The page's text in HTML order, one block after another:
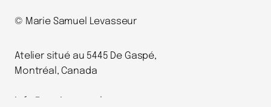
© Marie Samuel Levasseur
Atelier situé au 5445 De Gaspé,
Montréal, Canada